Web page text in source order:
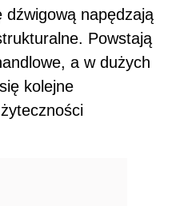
napędzają
Powstają
a w dużych
kolejne